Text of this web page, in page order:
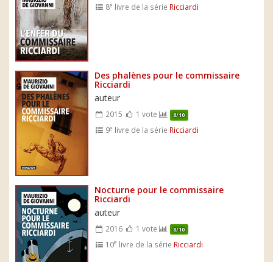
8e livre de la série Ricciardi
Des phalènes pour le commissaire
Ricciardi
auteur
2015 1 vote 8/10
9e livre de la série Ricciardi
Nocturne pour le commissaire
Ricciardi
auteur
2016 1 vote 8/10
10e livre de la série Ricciardi